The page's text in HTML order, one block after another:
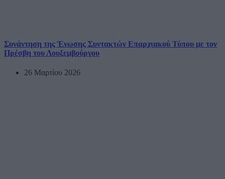
Συνάντηση της Ένωσης Συντακτών Επαρχιακού Τύπου με τον
Πρέσβη του Λουξεμβούργου
26 Μαρτίου 2026